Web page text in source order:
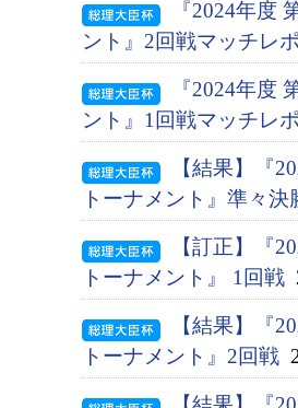
『2024年度
ント』2回戦マッチレ
『2024年度
ント』1回戦マッチレ
【結果】『
トーナメント』準々決
【訂正】『
トーナメント』 1回戦
【結果】『
トーナメント』2回戦